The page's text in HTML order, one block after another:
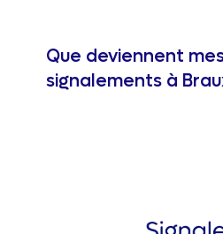
Que deviennent
signalements à